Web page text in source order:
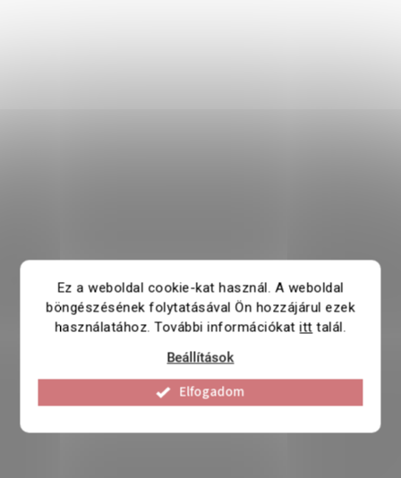
Ez a weboldal cookie-kat használ. A weboldal
böngészésének folytatásával Ön hozzájárul ezek
használatához. További információkatitt talál.
Beállítások
Elfogadom